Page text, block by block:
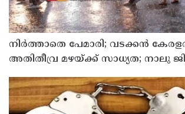
നിർത്താതെ പേമാരി; വടക്കന്‍
അതിതീവ്ര മഴയ്ക്ക് സാധ്യത; നാലു